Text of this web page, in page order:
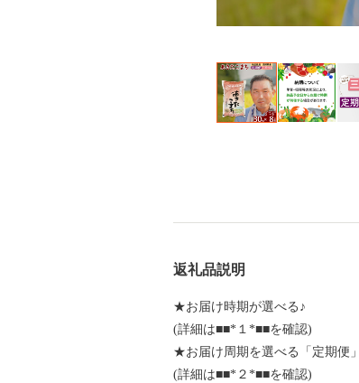
返礼品説明
★お届け時期が選べる♪
(詳細は■■*１*■■を確認)
★お届け周期を選べる「定期便」
(詳細は■■*２*■■を確認)